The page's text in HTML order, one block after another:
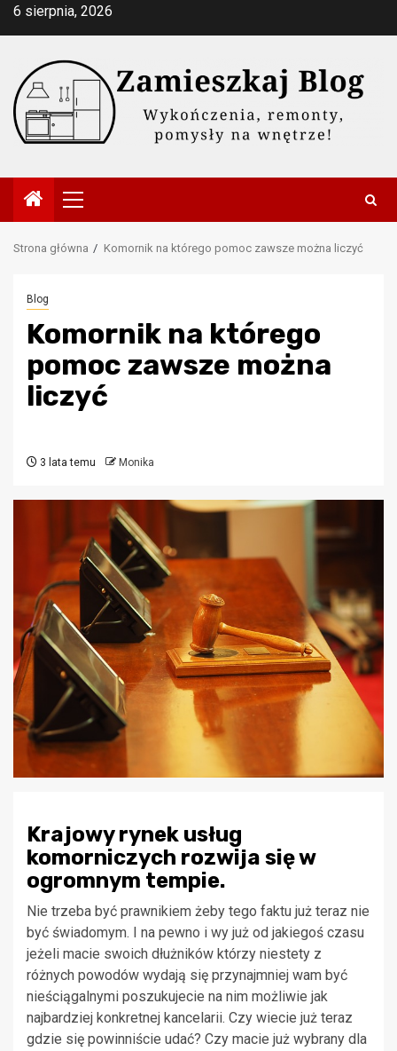
Przejdź
6 sierpnia, 2026
Menu
główne
Strona główna Komornik na którego pomoc zawsze można liczyć
Blog
Komornik na którego
pomoc zawsze można
liczyć
3 lata temu Monika
Krajowy rynek usług
komorniczych rozwija się w
ogromnym tempie.
Nie trzeba być prawnikiem żeby tego faktu już teraz nie
być świadomym. I na pewno i wy już od jakiegoś czasu
jeżeli macie swoich dłużników którzy niestety z
różnych powodów wydają się przynajmniej wam być
nieściągalnymi poszukujecie na nim możliwie jak
najbardziej konkretnej kancelarii. Czy wiecie już teraz
gdzie się powinniście udać? Czy macie już wybrany dla